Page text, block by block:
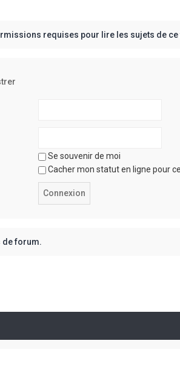
requises pour lire les sujets de
Se souvenir de moi
Cacher mon statut en ligne pour
de forum.